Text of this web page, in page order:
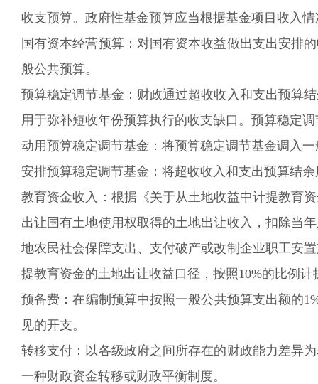
收支预算。政府性基金预算应当根据基金项目收入
国有资本经营预算：对国有资本收益做出支出安排
般公共预算。
预算稳定调节基金：财政通过超收收入和支出预算
用于弥补短收年份预算执行的收支缺口。预算稳定
动用预算稳定调节基金：将预算稳定调节基金调入
安排预算稳定调节基金：将超收收入和支出预算结
教育资金收入：根据《关于从土地收益中计提教育
出让国有土地使用权取得的土地出让收入，扣除当
地农民社会保障支出、支付破产或改制企业职工安
提教育资金的土地出让收益口径，按照10%的比例计
预备费：在编制预算中按照一般公共预算支出额的
见的开支。
转移支付：以各级政府之间所存在的财政能力差异
一种财政资金转移或财政平衡制度。